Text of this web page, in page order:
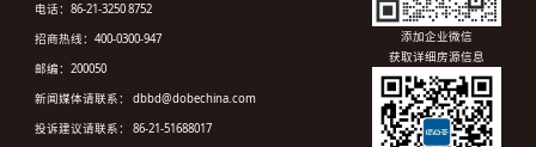
电话：86-21-3250 8752
招商热线：400-0300-947
邮编：200050
新闻媒体请联系： dbbd@dobechina.com
投诉建议请联系： 86-21-51688017
添加企业微信
获取详细房源信息